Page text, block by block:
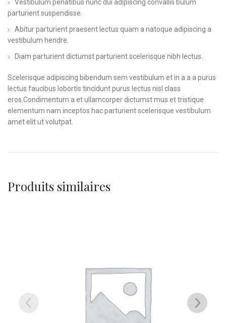
Vestibulum penatibus nunc dui adipiscing convallis bulum
parturient suspendisse.
Abitur parturient praesent lectus quam a natoque adipiscing a
vestibulum hendre.
Diam parturient dictumst parturient scelerisque nibh lectus.
Scelerisque adipiscing bibendum sem vestibulum et in a a a purus
lectus faucibus lobortis tincidunt purus lectus nisl class
eros.Condimentum a et ullamcorper dictumst mus et tristique
elementum nam inceptos hac parturient scelerisque vestibulum
amet elit ut volutpat.
Produits similaires